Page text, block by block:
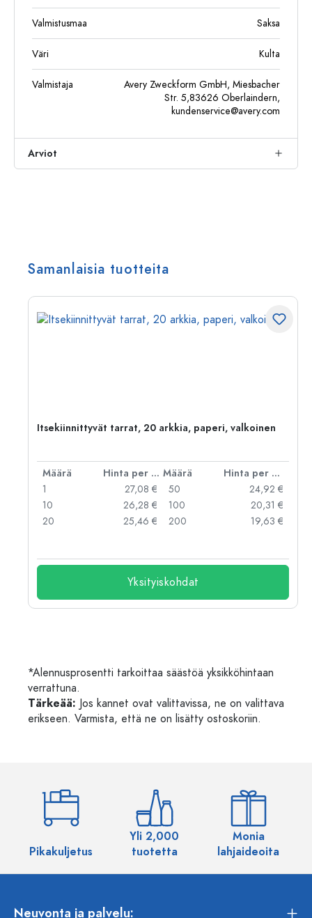
Valmistusmaa Saksa
Väri Kulta
Valmistaja
Avery Zweckform GmbH, Miesbacher
Str. 5,83626 Oberlaindern,
kundenservice@avery.com
Arviot
Samanlaisia tuotteita
Itsekiinnittyvät tarrat, 20 arkkia, paperi, valkoinen
Määrä Hinta per kpl Määrä
Hinta per kpl
1
27,08 €
10
26,28 €
20
25,46 €
50
24,92 €
100
20,31 €
200
19,63 €
Yksityiskohdat
*Alennusprosentti tarkoittaa säästöä yksikköhintaan
verrattuna.
Tärkeää: Jos kannet ovat valittavissa, ne on valittava
erikseen. Varmista, että ne on lisätty ostoskoriin.
Pikakuljetus
Yli 2,000
tuotetta
Monia
lahjaideoita
Neuvonta ja palvelu: